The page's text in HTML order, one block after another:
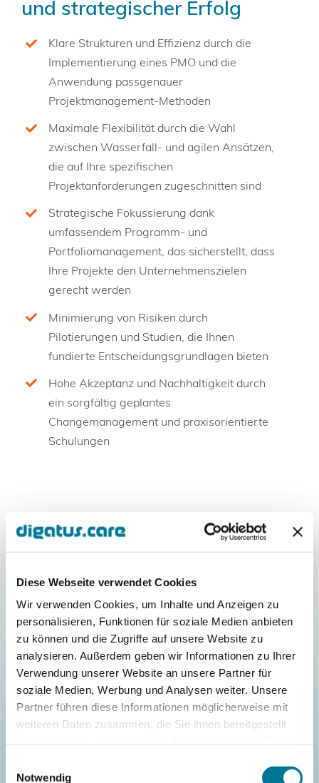
Diese Webseite verwendet Cookies
Wir verwenden Cookies, um Inhalte und Anzeigen zu
personalisieren, Funktionen für soziale Medien anbieten
zu können und die Zugriffe auf unsere Website zu
analysieren. Außerdem geben wir Informationen zu Ihrer
Verwendung unserer Website an unsere Partner für
soziale Medien, Werbung und Analysen weiter. Unsere
Partner führen diese Informationen möglicherweise mit
weiteren Daten zusammen, die Sie ihnen bereitgestellt
Notwendig
und strategischer Erfolg
Klare Strukturen und Effizienz durch die
Implementierung eines PMO und die
Anwendung passgenauer
Projektmanagement-Methoden
Maximale Flexibilität durch die Wahl
zwischen Wasserfall- und agilen Ansätzen,
die auf Ihre spezifischen
Projektanforderungen zugeschnitten sind
Strategische Fokussierung dank
umfassendem Programm- und
Portfoliomanagement, das sicherstellt, dass
Ihre Projekte den Unternehmenszielen
gerecht werden
Minimierung von Risiken durch
Pilotierungen und Studien, die Ihnen
fundierte Entscheidungsgrundlagen bieten
Hohe Akzeptanz und Nachhaltigkeit durch
ein sorgfältig geplantes
Changemanagement und praxisorientierte
Schulungen
Unsere Vorgehen
Systematische
Projektplanung und
Umsetzung für nachhaltige
Ergebnisse
Analyse & Planung
Gemeinsam mit Ihnen erfassen wir Ihre